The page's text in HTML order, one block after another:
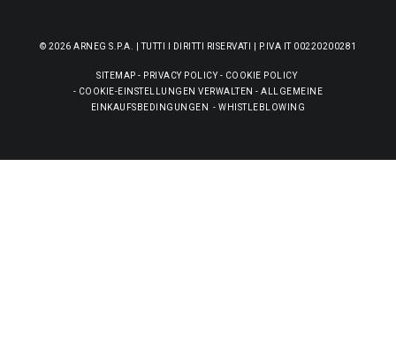
© 2026 ARNEG S.P.A. | TUTTI I DIRITTI RISERVATI | P.IVA IT 00220200281
SITEMAP - PRIVACY POLICY - COOKIE POLICY
- COOKIE-EINSTELLUNGEN VERWALTEN -ALLGEMEINE
EINKAUFSBEDINGUNGEN
-WHISTLEBLOWING